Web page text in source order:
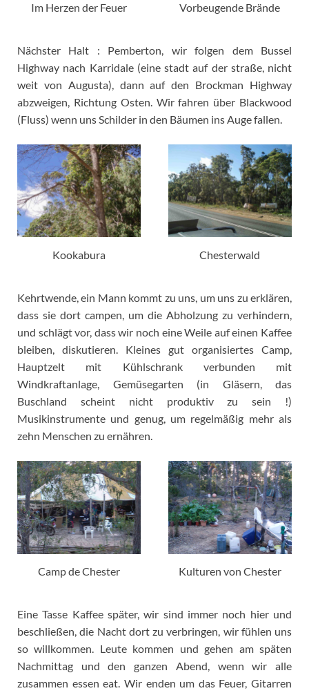
Im Herzen der Feuer Vorbeugende Brände
Nächster Halt : Pemberton, wir folgen dem Bussel
Highway nach Karridale (eine stadt auf der straße, nicht
weit von Augusta), dann auf den Brockman Highway
abzweigen, Richtung Osten. Wir fahren über Blackwood
(Fluss) wenn uns Schilder in den Bäumen ins Auge fallen.
Kookabura Chesterwald
Kehrtwende, ein Mann kommt zu uns, um uns zu erklären,
dass sie dort campen, um die Abholzung zu verhindern,
und schlägt vor, dass wir noch eine Weile auf einen Kaffee
bleiben, diskutieren. Kleines gut organisiertes Camp,
Hauptzelt mit Kühlschrank verbunden mit
Windkraftanlage, Gemüsegarten (in Gläsern, das
Buschland scheint nicht produktiv zu sein !)
Musikinstrumente und genug, um regelmäßig mehr als
zehn Menschen zu ernähren.
Camp de Chester Kulturen von Chester
Eine Tasse Kaffee später, wir sind immer noch hier und
beschließen, die Nacht dort zu verbringen, wir fühlen uns
so willkommen. Leute kommen und gehen am späten
Nachmittag und den ganzen Abend, wenn wir alle
zusammen essen eat. Wir enden um das Feuer, Gitarren